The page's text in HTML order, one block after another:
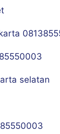
selatan